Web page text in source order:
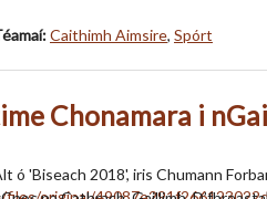
Caithimh Aimsire, Spórt
Chonamara i
ó 'Biseach 2018', iris Chumann